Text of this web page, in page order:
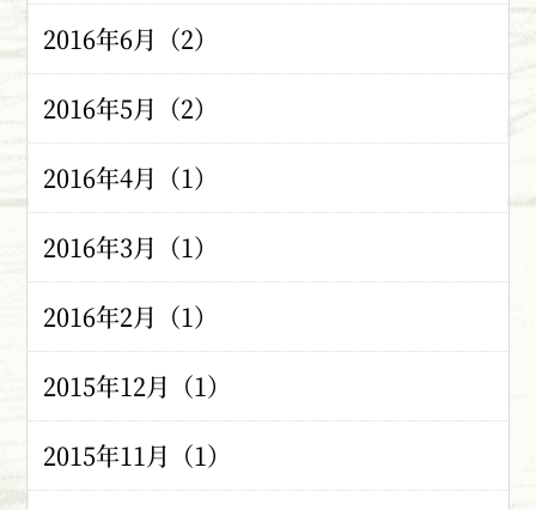
2016年6月（2）
2016年5月（2）
2016年4月（1）
2016年3月（1）
2016年2月（1）
2015年12月（1）
2015年11月（1）